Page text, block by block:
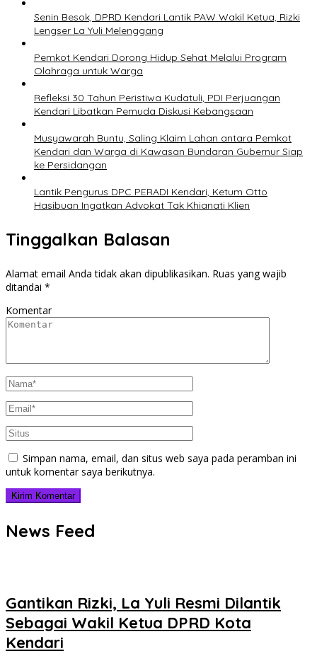
Senin Besok, DPRD Kendari Lantik PAW Wakil Ketua, Rizki
Lengser La Yuli Melenggang
Pemkot Kendari Dorong Hidup Sehat Melalui Program
Olahraga untuk Warga
Refleksi 30 Tahun Peristiwa Kudatuli, PDI Perjuangan
Kendari Libatkan Pemuda Diskusi Kebangsaan
Musyawarah Buntu, Saling Klaim Lahan antara Pemkot
Kendari dan Warga di Kawasan Bundaran Gubernur Siap
ke Persidangan
Lantik Pengurus DPC PERADI Kendari, Ketum Otto
Hasibuan Ingatkan Advokat Tak Khianati Klien
Tinggalkan Balasan
Alamat email Anda tidak akan dipublikasikan. Ruas yang wajib
ditandai *
Komentar
Simpan nama, email, dan situs web saya pada peramban ini
untuk komentar saya berikutnya.
News Feed
Gantikan Rizki, La Yuli Resmi Dilantik
Sebagai Wakil Ketua DPRD Kota
Kendari